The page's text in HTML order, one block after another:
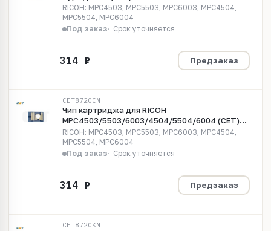
RICOH: MPC4503, MPC5503, MPC6003, MPC4504,
MPC5504, MPC6004
Под заказ
Срок уточняется
Предзаказ
CET8720CN
Чип картриджа для RICOH
MPC4503/5503/6003/4504/5504/6004 (CET)
голубой, (WW), 22500 стр., CET8720CN
RICOH: MPC4503, MPC5503, MPC6003, MPC4504,
MPC5504, MPC6004
Под заказ
Срок уточняется
Предзаказ
CET8720KN